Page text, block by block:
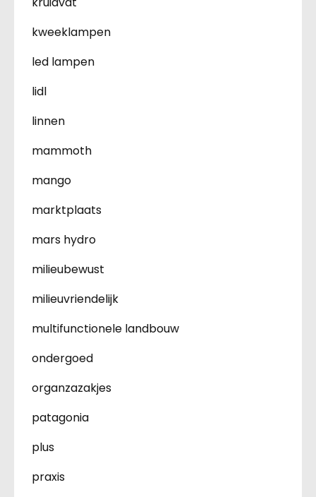
kweeklampen
led lampen
lidl
linnen
mammoth
mango
marktplaats
mars hydro
milieubewust
milieuvriendelijk
multifunctionele landbouw
ondergoed
organzazakjes
patagonia
plus
praxis